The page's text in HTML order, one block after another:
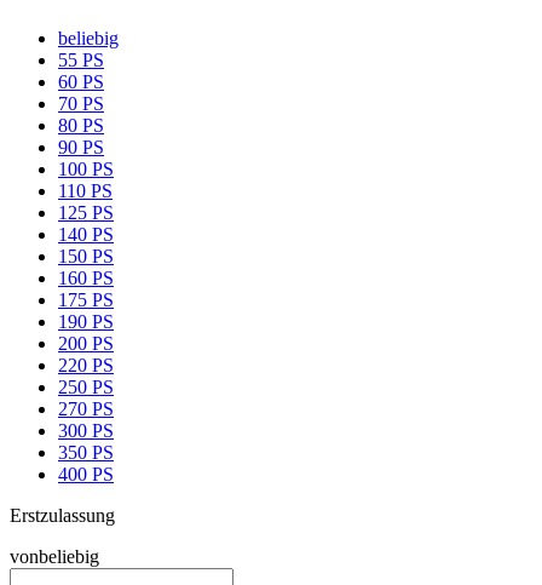
beliebig
55 PS
60 PS
70 PS
80 PS
90 PS
100 PS
110 PS
125 PS
140 PS
150 PS
160 PS
175 PS
190 PS
200 PS
220 PS
250 PS
270 PS
300 PS
350 PS
400 PS
Erstzulassung
vonbeliebig